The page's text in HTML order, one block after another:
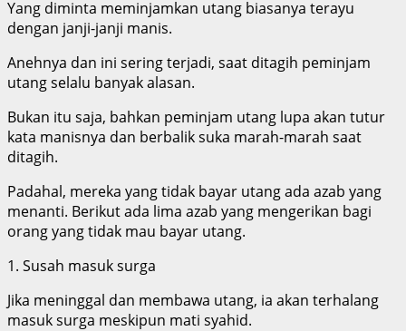
Yang diminta meminjamkan utang biasanya terayu
dengan janji-janji manis.
Anehnya dan ini sering terjadi, saat ditagih peminjam
utang selalu banyak alasan.
Bukan itu saja, bahkan peminjam utang lupa akan tutur
kata manisnya dan berbalik suka marah-marah saat
ditagih.
Padahal, mereka yang tidak bayar utang ada azab yang
menanti. Berikut ada lima azab yang mengerikan bagi
orang yang tidak mau bayar utang.
1. Susah masuk surga
Jika meninggal dan membawa utang, ia akan terhalang
masuk surga meskipun mati syahid.